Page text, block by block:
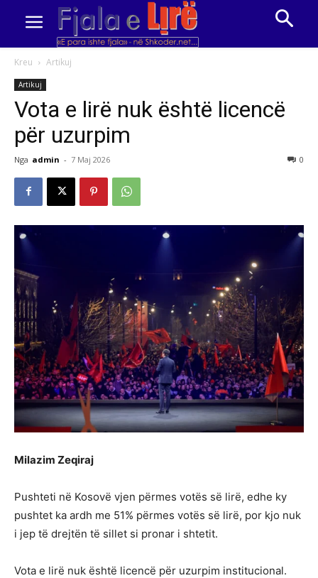
Kreu Artikuj
Artikuj
Vota e lirë nuk është licencë
për uzurpim
Nga admin - 7 Maj 2026 0
Milazim Zeqiraj
Pushteti në Kosovë vjen përmes votës së lirë, edhe ky
pushtet ka ardh me 51% përmes votës së lirë, por kjo nuk
i jep të drejtën të sillet si pronar i shtetit.
Vota e lirë nuk është licencë për uzurpim institucional.